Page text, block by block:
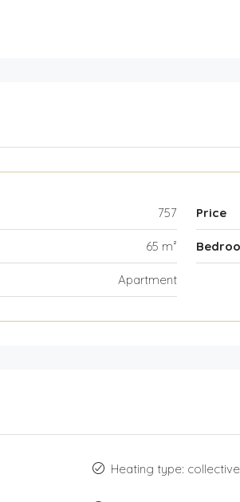
757 Price
65 m²
Apartment
Heating type: collective